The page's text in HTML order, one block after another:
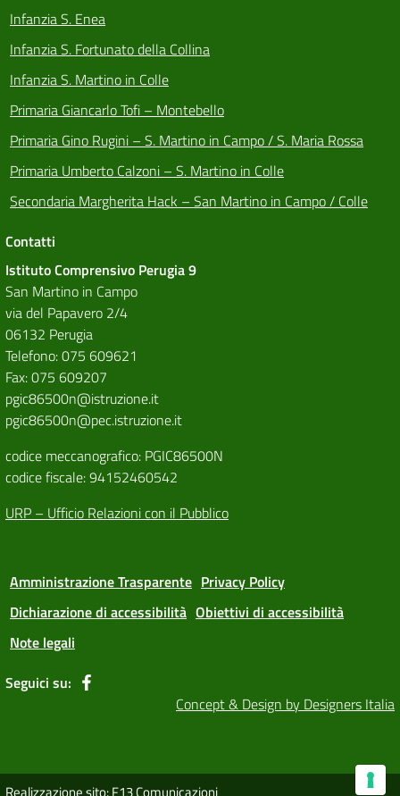
Infanzia S. Enea
Infanzia S. Fortunato della Collina
Infanzia S. Martino in Colle
Primaria Giancarlo Tofi – Montebello
Primaria Gino Rugini – S. Martino in Campo / S. Maria Rossa
Primaria Umberto Calzoni – S. Martino in Colle
Secondaria Margherita Hack – San Martino in Campo / Colle
Contatti
Istituto Comprensivo Perugia 9
San Martino in Campo
via del Papavero 2/4
06132 Perugia
Telefono: 075 609621
Fax: 075 609207
pgic86500n@istruzione.it
pgic86500n@pec.istruzione.it
codice meccanografico: PGIC86500N
codice fiscale: 94152460542
URP – Ufficio Relazioni con il Pubblico
Amministrazione Trasparente Privacy Policy
Dichiarazione di accessibilità Obiettivi di accessibilità
Note legali
Seguici su:
Concept & Design by Designers Italia
Realizzazione sito: F13 Comunicazioni